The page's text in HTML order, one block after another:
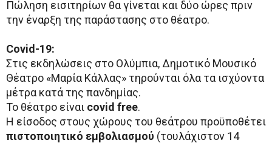
Πώληση εισιτηρίων θα γίνεται και δύο ώρες πριν
την έναρξη της παράστασης στο θέατρο.
Covid-19:
Στις εκδηλώσεις στο Ολύμπια, Δημοτικό Μουσικό
Θέατρο «Μαρία Κάλλας» τηρούνται όλα τα ισχύοντα
μέτρα κατά της πανδημίας.
Το θέατρο είναι covid free.
Η είσοδος στους χώρους του θεάτρου προϋποθέτει
πιστοποιητικό εμβολιασμού (τουλάχιστον 14